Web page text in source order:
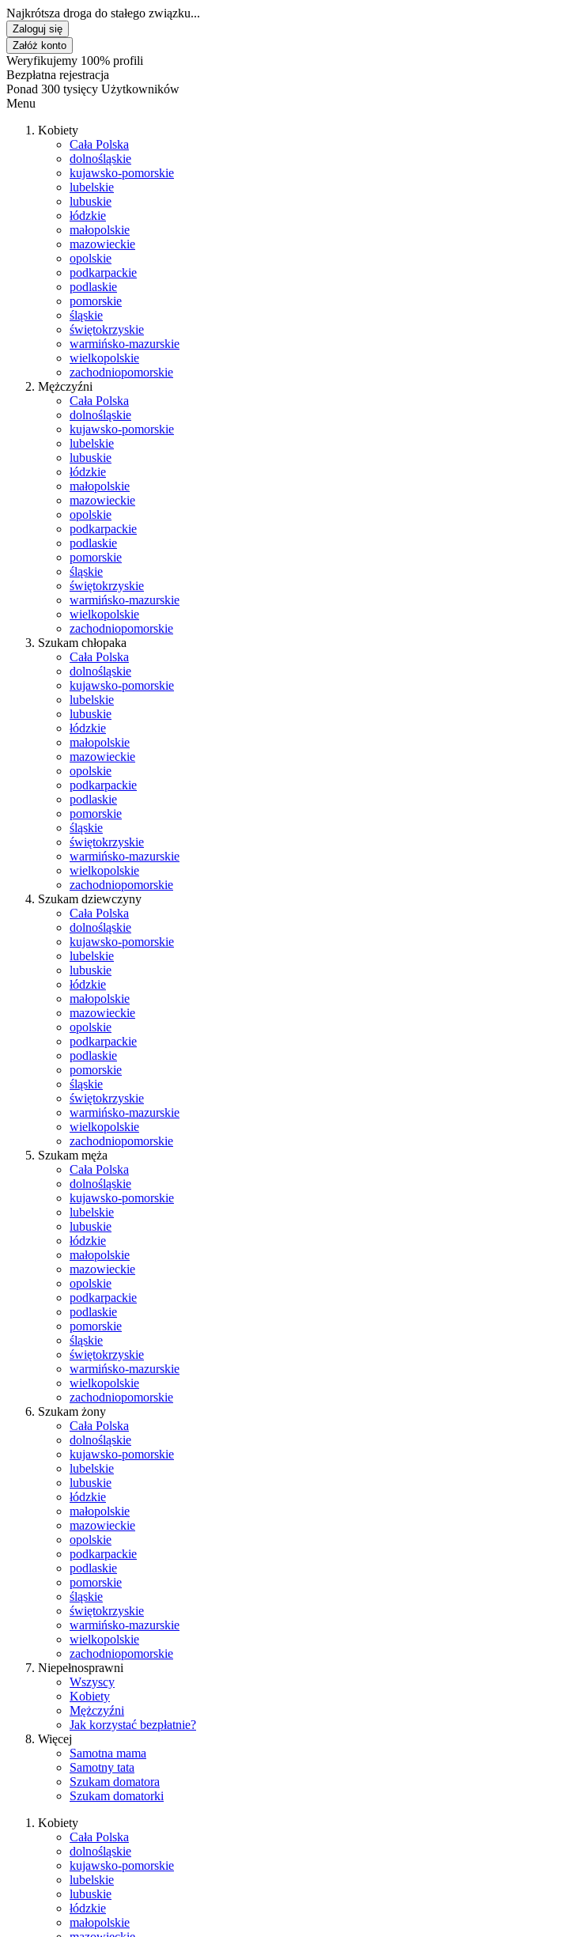
Najkrótsza droga do stałego związku...
Zaloguj się
Załóż konto
Weryfikujemy 100% profili
Bezpłatna rejestracja
Ponad 300 tysięcy Użytkowników
Menu
Kobiety
Cała Polska
dolnośląskie
kujawsko-pomorskie
lubelskie
lubuskie
łódzkie
małopolskie
mazowieckie
opolskie
podkarpackie
podlaskie
pomorskie
śląskie
świętokrzyskie
warmińsko-mazurskie
wielkopolskie
zachodniopomorskie
Mężczyźni
Cała Polska
dolnośląskie
kujawsko-pomorskie
lubelskie
lubuskie
łódzkie
małopolskie
mazowieckie
opolskie
podkarpackie
podlaskie
pomorskie
śląskie
świętokrzyskie
warmińsko-mazurskie
wielkopolskie
zachodniopomorskie
Szukam chłopaka
Cała Polska
dolnośląskie
kujawsko-pomorskie
lubelskie
lubuskie
łódzkie
małopolskie
mazowieckie
opolskie
podkarpackie
podlaskie
pomorskie
śląskie
świętokrzyskie
warmińsko-mazurskie
wielkopolskie
zachodniopomorskie
Szukam dziewczyny
Cała Polska
dolnośląskie
kujawsko-pomorskie
lubelskie
lubuskie
łódzkie
małopolskie
mazowieckie
opolskie
podkarpackie
podlaskie
pomorskie
śląskie
świętokrzyskie
warmińsko-mazurskie
wielkopolskie
zachodniopomorskie
Szukam męża
Cała Polska
dolnośląskie
kujawsko-pomorskie
lubelskie
lubuskie
łódzkie
małopolskie
mazowieckie
opolskie
podkarpackie
podlaskie
pomorskie
śląskie
świętokrzyskie
warmińsko-mazurskie
wielkopolskie
zachodniopomorskie
Szukam żony
Cała Polska
dolnośląskie
kujawsko-pomorskie
lubelskie
lubuskie
łódzkie
małopolskie
mazowieckie
opolskie
podkarpackie
podlaskie
pomorskie
śląskie
świętokrzyskie
warmińsko-mazurskie
wielkopolskie
zachodniopomorskie
Niepełnosprawni
Wszyscy
Kobiety
Mężczyźni
Jak korzystać bezpłatnie?
Więcej
Samotna mama
Samotny tata
Szukam domatora
Szukam domatorki
Kobiety
Cała Polska
dolnośląskie
kujawsko-pomorskie
lubelskie
lubuskie
łódzkie
małopolskie